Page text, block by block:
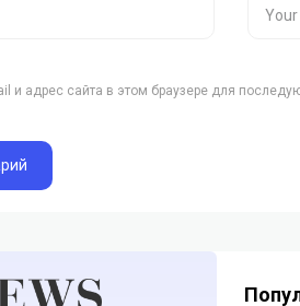
и адрес сайта в этом браузере для